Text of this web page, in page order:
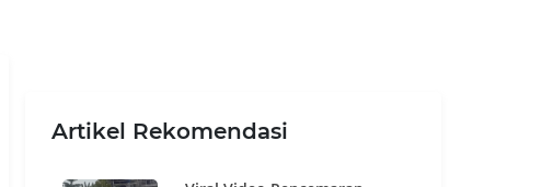
Artikel Rekomendasi